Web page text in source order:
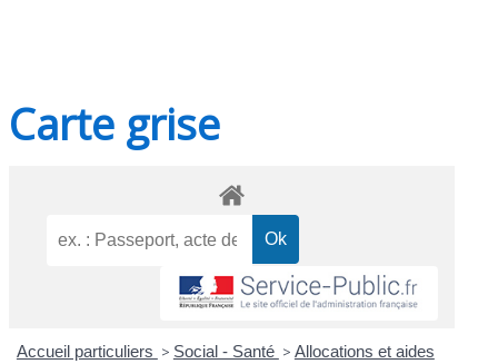
Carte grise
Accueil particuliers > Social - Santé > Allocations et aides